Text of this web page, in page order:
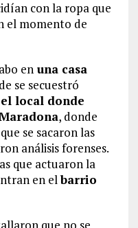
con la ropa que
el momento de
enuna casa
se secuestró
local donde
, donde
se sacaron las
análisis forenses.
que actuaron la
en elbarrio